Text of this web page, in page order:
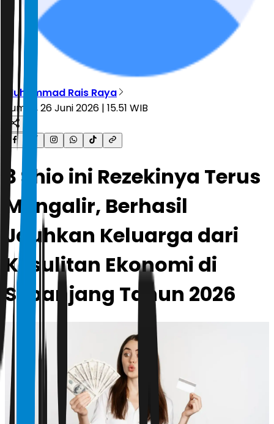
Muhammad Rais Raya
Jumat, 26 Juni 2026 | 15.51 WIB
3 Shio ini Rezekinya Terus
Mengalir, Berhasil
Jauhkan Keluarga dari
Kesulitan Ekonomi di
Sepanjang Tahun 2026